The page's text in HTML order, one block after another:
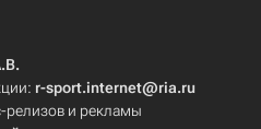
r-sport.internet@ria.ru
и рекламы